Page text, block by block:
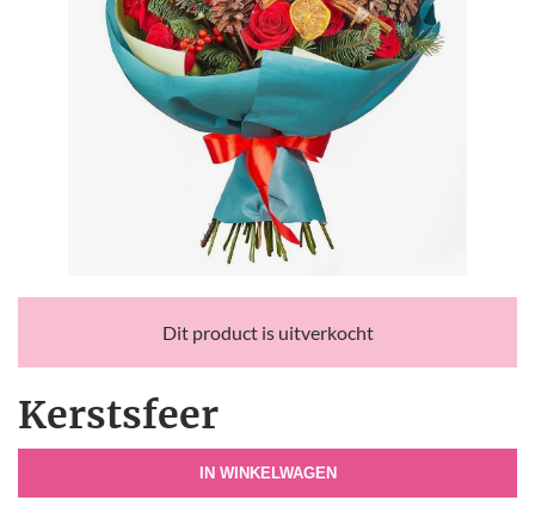
Dit product is uitverkocht
Kerstsfeer
IN WINKELWAGEN